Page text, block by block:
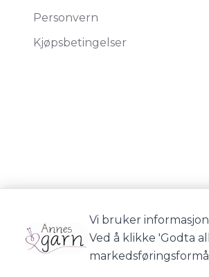
Personvern
Kjøpsbetingelser
Annes Garn © 2026
Vi bruker
Ved å klikke 'Godta